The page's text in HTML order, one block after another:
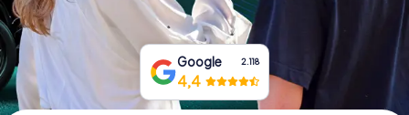
Acquista i Voucher
Google 2.118
4,4